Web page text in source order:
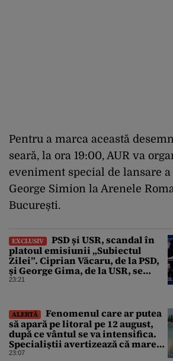
Pentru a marca această
seară, la ora 19:00, AUR va
eveniment special de lansare
George Simion la Arenele
București.
EXCLUSIV
PSD și USR, scandal în
platoul emisiunii „Subiectul
Zilei”. Ciprian Văcaru, de la PSD,
și George Gima, de la USR, se
ceartă din cauza centralelor pe
23:21
ALERTĂ
Fenomenul care ar putea
să apară pe litoral pe 12 august,
după ce vântul se va intensifica.
Specialiștii avertizează că marea
va fi agitată
23:07